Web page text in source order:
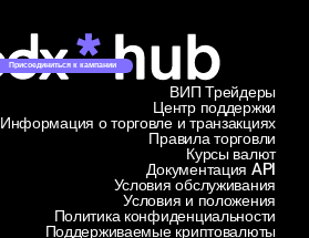
Присоединиться к кампании
Центр поддержки
Информация о торговле и транзакциях
ВИП Трейдеры
Правила торговли
Курсы валют
Документация API
Условия обслуживания
Условия и положения
Политика конфиденциальности
Поддерживаемые криптовалюты